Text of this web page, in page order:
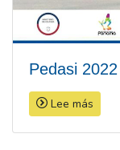
Pedasi
Lee más